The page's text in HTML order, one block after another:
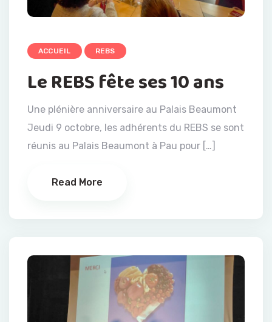
ACCUEIL REBS
Le REBS fête ses 10 ans
Une plénière anniversaire au Palais Beaumont
Jeudi 9 octobre, les adhérents du REBS se sont
réunis au Palais Beaumont à Pau pour […]
Read More